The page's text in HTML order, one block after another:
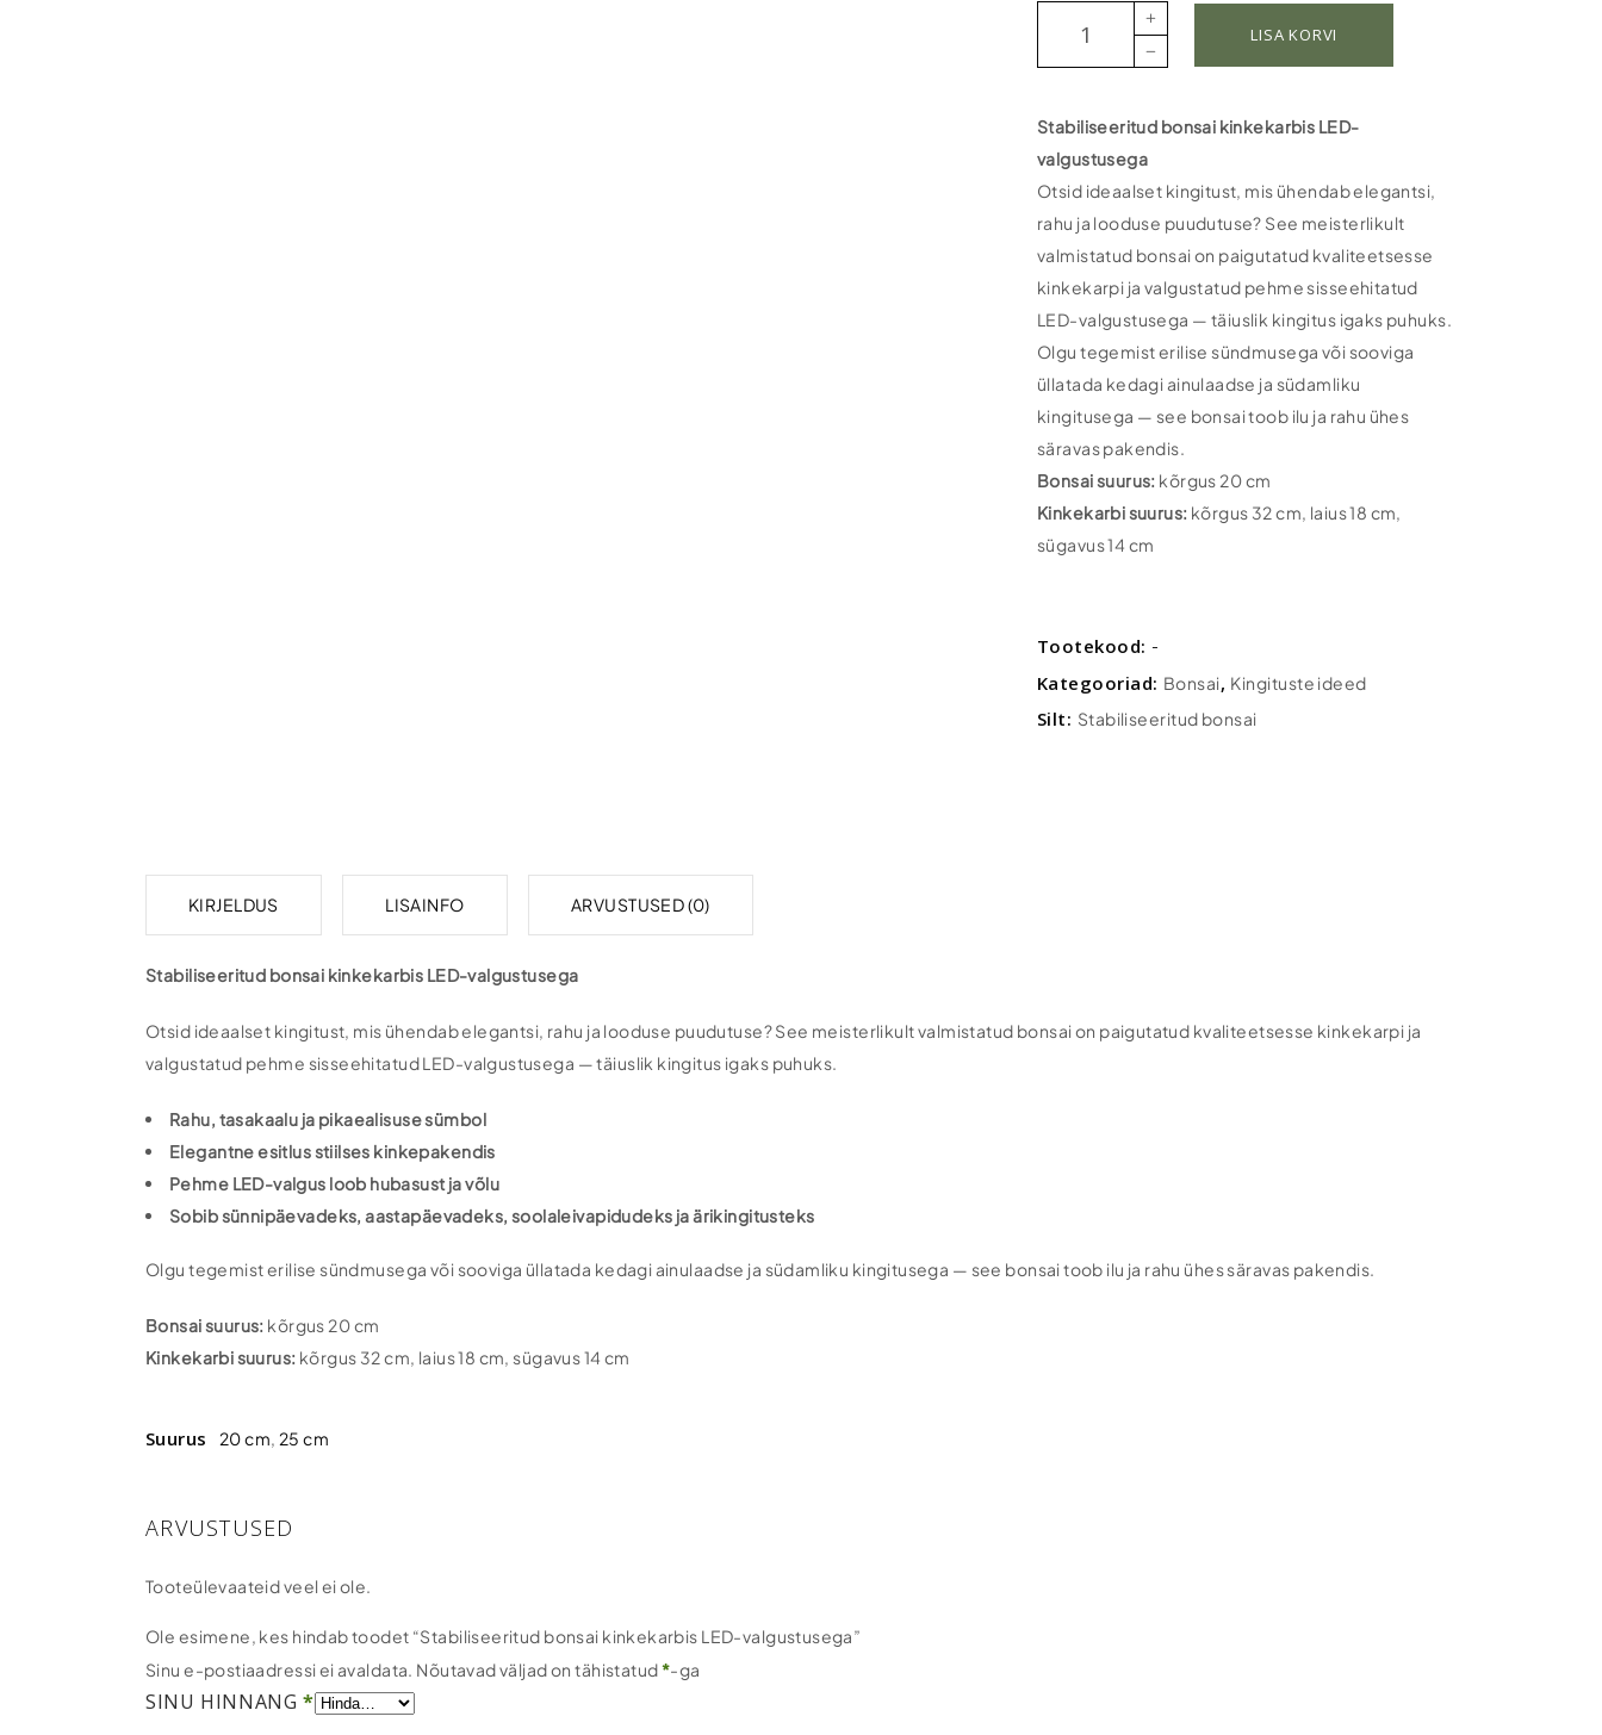
Stabiliseeritud
bonsai
quantity
LISA KORVI
Stabiliseeritud bonsai kinkekarbis LED-
valgustusega
Otsid ideaalset kingitust, mis ühendab elegantsi,
rahu ja looduse puudutuse? See meisterlikult
valmistatud bonsai on paigutatud kvaliteetsesse
kinkekarpi ja valgustatud pehme sisseehitatud
LED-valgustusega — täiuslik kingitus igaks puhuks.
Olgu tegemist erilise sündmusega või sooviga
üllatada kedagi ainulaadse ja südamliku
kingitusega — see bonsai toob ilu ja rahu ühes
säravas pakendis.
Bonsai suurus: kõrgus 20 cm
Kinkekarbi suurus: kõrgus 32 cm, laius 18 cm,
sügavus 14 cm
Tootekood: -
Kategooriad: Bonsai, Kingituste ideed
Silt: Stabiliseeritud bonsai
KIRJELDUS LISAINFO ARVUSTUSED (0)
Stabiliseeritud bonsai kinkekarbis LED-valgustusega
Otsid ideaalset kingitust, mis ühendab elegantsi, rahu ja looduse puudutuse? See meisterlikult valmistatud bonsai on paigutatud kvaliteetsesse kinkekarpi ja
valgustatud pehme sisseehitatud LED-valgustusega — täiuslik kingitus igaks puhuks.
Rahu, tasakaalu ja pikaealisuse sümbol
Elegantne esitlus stiilses kinkepakendis
Pehme LED-valgus loob hubasust ja võlu
Sobib sünnipäevadeks, aastapäevadeks, soolaleivapidudeks ja ärikingitusteks
Olgu tegemist erilise sündmusega või sooviga üllatada kedagi ainulaadse ja südamliku kingitusega — see bonsai toob ilu ja rahu ühes säravas pakendis.
Bonsai suurus: kõrgus 20 cm
Kinkekarbi suurus: kõrgus 32 cm, laius 18 cm, sügavus 14 cm
Suurus 20 cm, 25 cm
ARVUSTUSED
Tooteülevaateid veel ei ole.
Ole esimene, kes hindab toodet “Stabiliseeritud bonsai kinkekarbis LED-valgustusega”
Sinu e-postiaadressi ei avaldata. Nõutavad väljad on tähistatud*-ga
SINU HINNANG*